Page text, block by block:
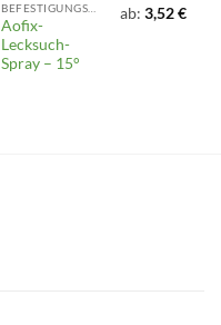
Aofix-
Lecksuch-
Spray – 15°
ab: 3,52€